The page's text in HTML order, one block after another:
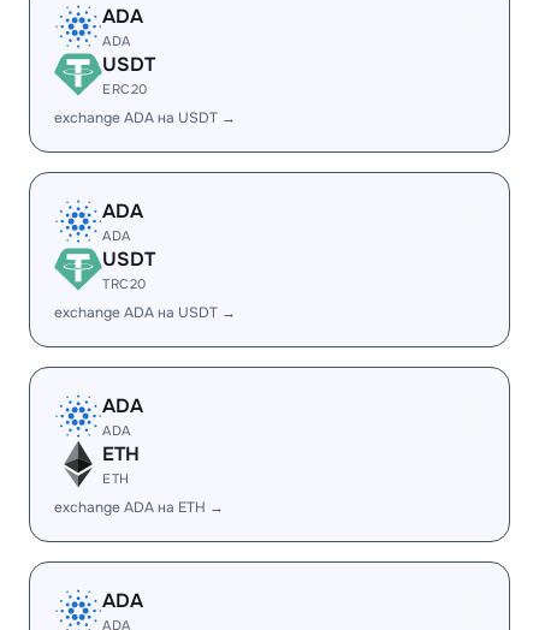
ADA
ADA
USDT
ERC20
exchange ADA на USDT →
ADA
ADA
USDT
TRC20
exchange ADA на USDT →
ADA
ADA
ETH
ETH
exchange ADA на ETH →
ADA
ADA